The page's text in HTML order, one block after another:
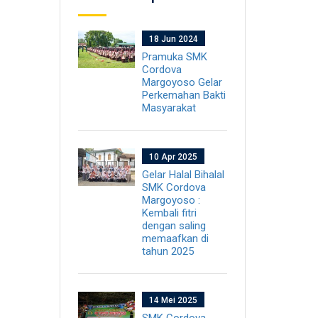
18 Jun 2024
Pramuka SMK
Cordova
Margoyoso Gelar
Perkemahan Bakti
Masyarakat
10 Apr 2025
Gelar Halal Bihalal
SMK Cordova
Margoyoso :
Kembali fitri
dengan saling
memaafkan di
tahun 2025
14 Mei 2025